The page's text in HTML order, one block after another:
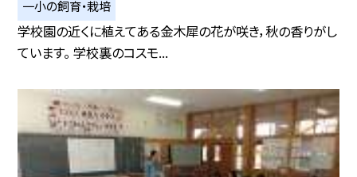
一小の飼育・栽培
学校園の近くに植えてある金木犀の花が咲き，秋の香りがし
ています。 学校裏のコスモ...